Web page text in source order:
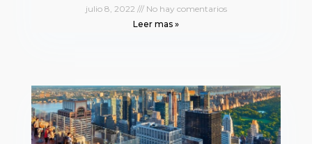
julio 8, 2022
No hay comentarios
Leer mas »